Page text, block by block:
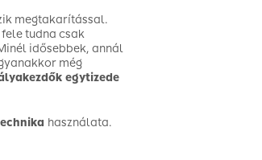
megtakarítással.
tudna csak
idősebbek, annál
még
egytizede
használata.